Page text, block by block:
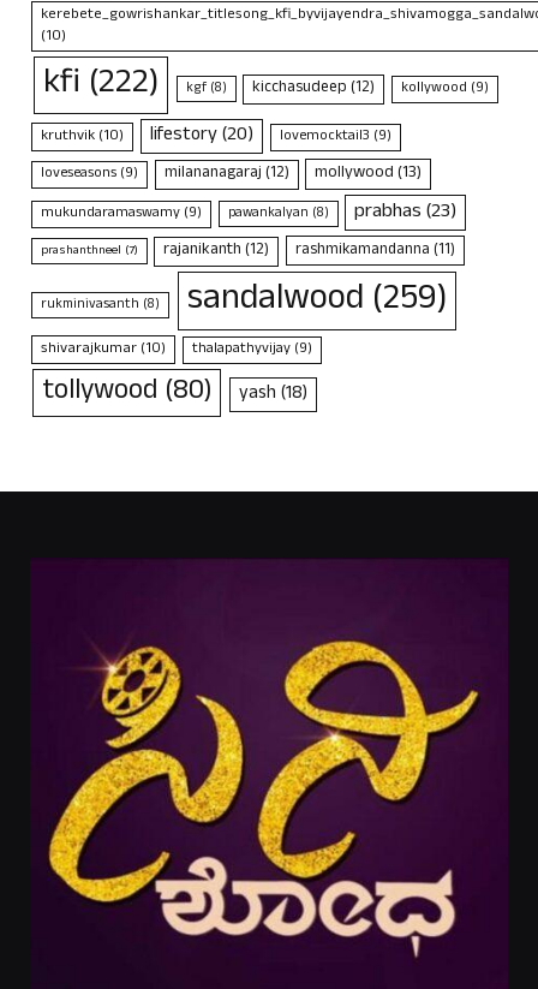
(10)
kfi (222) kgf(8) kicchasudeep(12) kollywood (9)
kruthvik(10) lifestory(20) lovemocktail3 (9)
loveseasons (9) milananagaraj(12) mollywood(13)
mukundaramaswamy (9) pawankalyan (8) prabhas(23)
prashanthneel (7) rajanikanth(12) rashmikamandanna(11)
rukminivasanth (8) sandalwood (259)
shivarajkumar(10) thalapathyvijay(9)
tollywood (80) yash(18)